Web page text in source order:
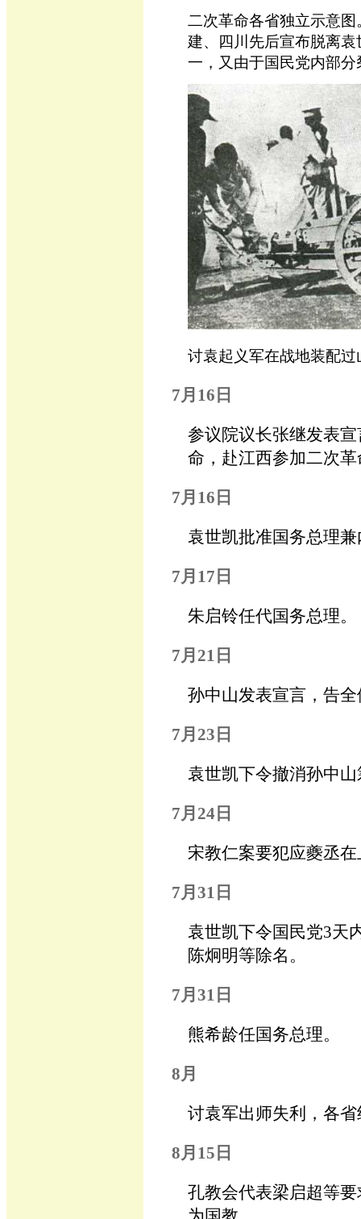
二次革命各省独立示意
建、四川先后宣布脱离
一，又由于国民党内部
讨袁起义军在战地装配过
7月16日
参议院议长张继发表
命，赴江西参加二次革
7月16日
袁世凯批准国务总理
7月17日
朱启铃任代国务总理。
7月21日
孙中山发表宣言，告
7月23日
袁世凯下令撤消孙中
7月24日
宋教仁案要犯应夔丞
7月31日
袁世凯下令国民党3天
陈炯明等除名。
7月31日
熊希龄任国务总理。
8月
讨袁军出师失利，各
8月15日
孔教会代表梁启超等